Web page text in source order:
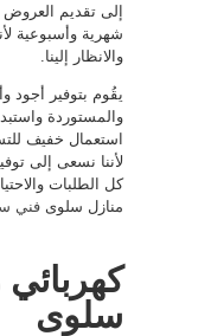
إلى تقديم
شهرية وأسبوعية
والانظار إلينا.
يقُوم بتوفير أجود
والمستوردة
استعمال خفيف
لأننا نسعى إلى
كل الطلبات
منازل سلوى فني
سلوى